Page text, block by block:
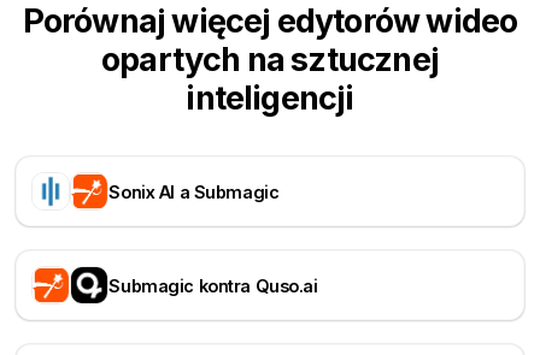
Porównaj więcej edytorów wideo
opartych na sztucznej
inteligencji
Sonix AI a Submagic
Submagic kontra Quso.ai